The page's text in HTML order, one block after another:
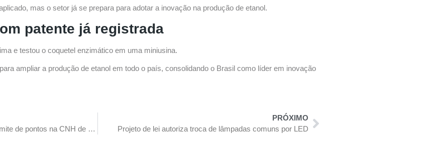
mas o setor já se prepara para adotar a inovação na produção de etanol.
patente já registrada
e testou o coquetel enzimático em uma miniusina.
ampliar a produção de etanol em todo o país, consolidando o Brasil como líder em inovação
Senadores aprovam aumento no limite de pontos na CNH de caminhoneiros
PRÓXIMO
Projeto de lei autoriza troca de lâmpadas comuns por LED